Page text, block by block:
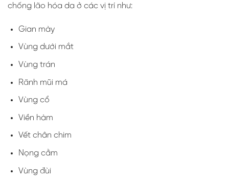
chống lão hóa da ở các vị trí như:
Gian mày
Vùng dưới mắt
Vùng trán
Rãnh mũi má
Vùng cổ
Viền hàm
Vết chân chim
Nọng cằm
Vùng đùi